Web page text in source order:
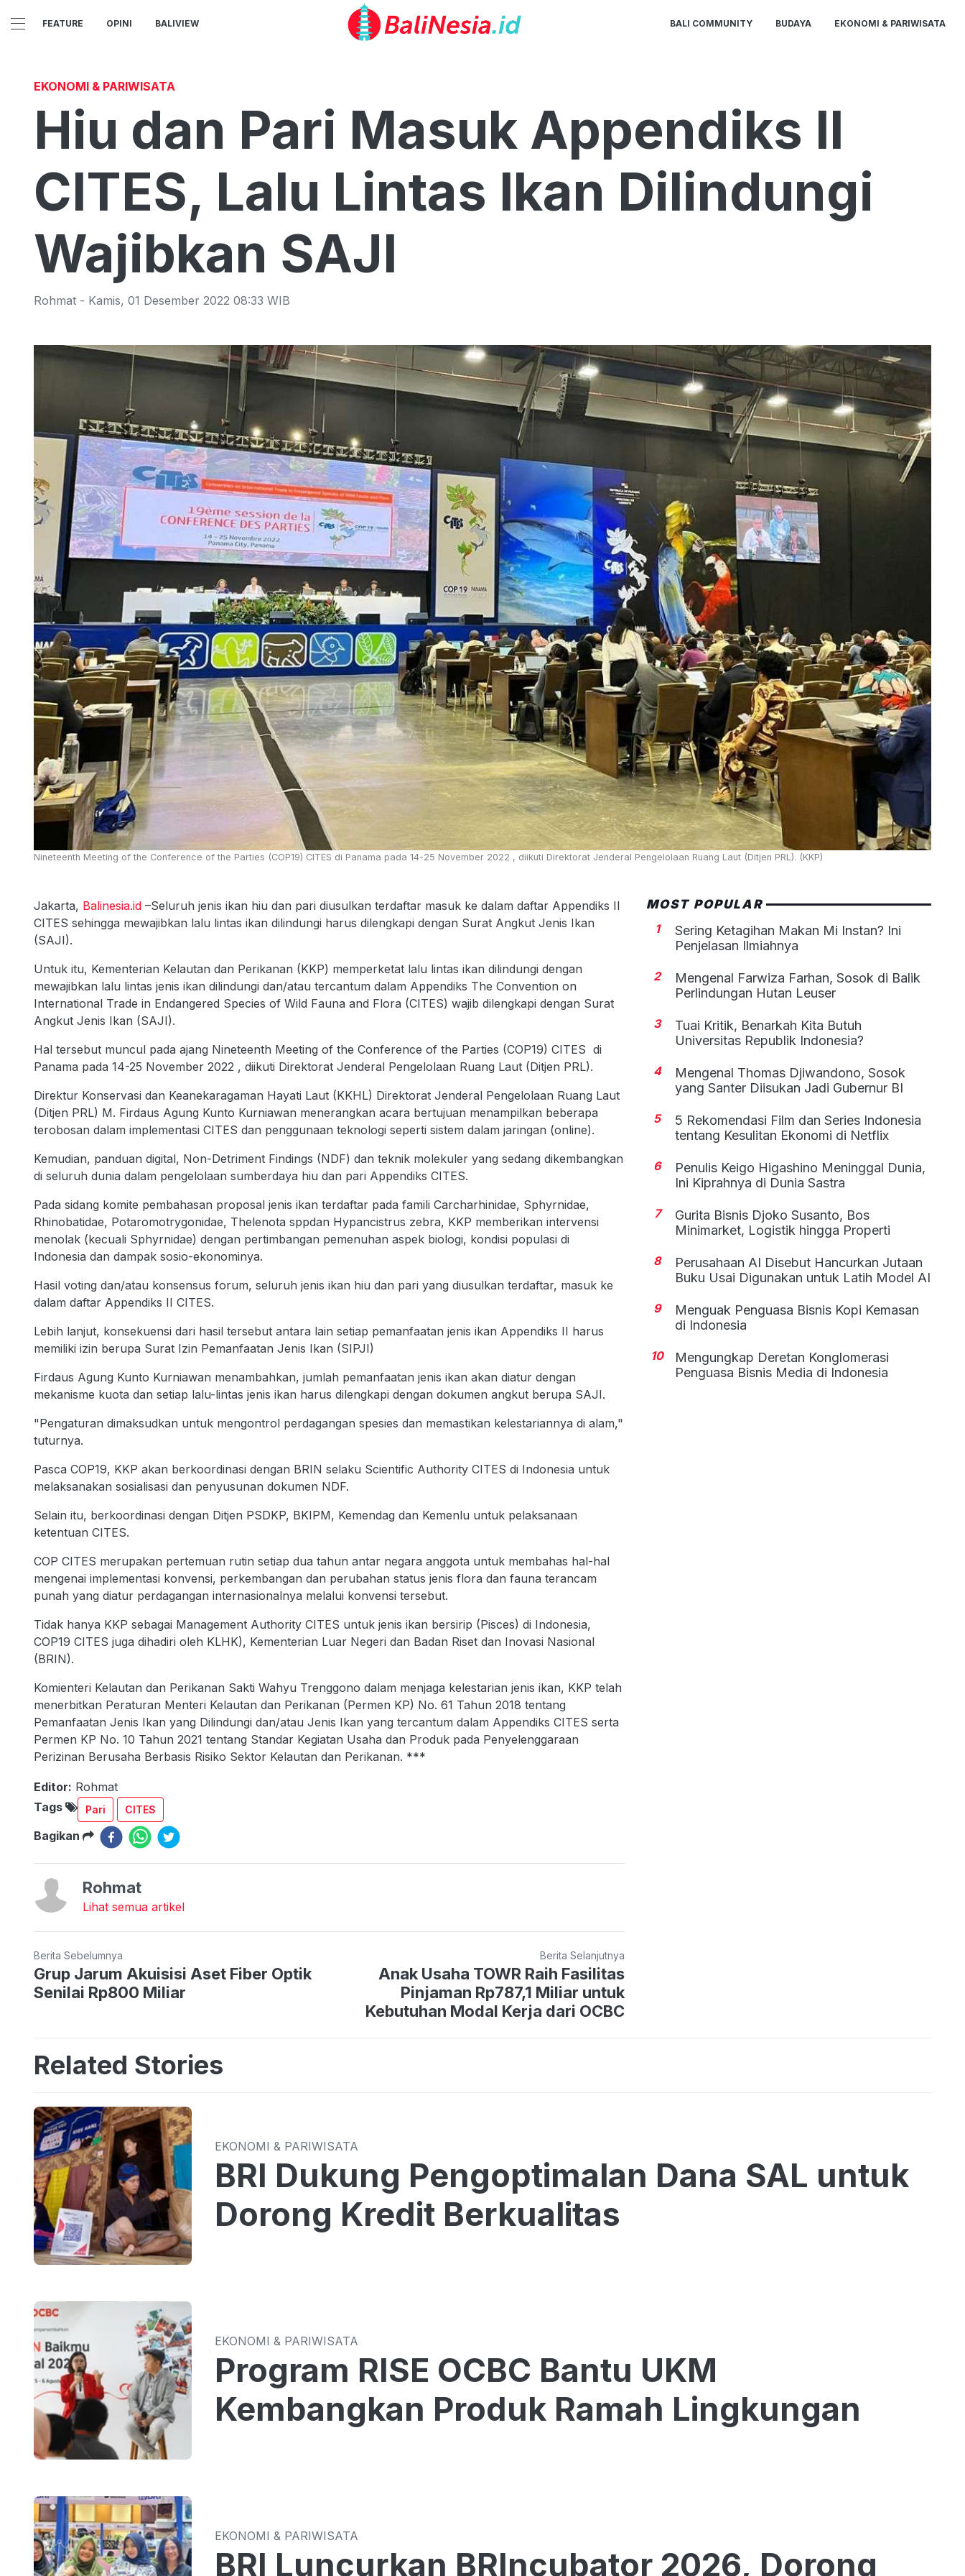
FEATURE OPINI BALIVIEW BALI COMMUNITY BUDAYA EKONOMI & PARIWISATA
EKONOMI & PARIWISATA
Hiu dan Pari Masuk Appendiks II
CITES, Lalu Lintas Ikan Dilindungi
Wajibkan SAJI
Rohmat - Kamis, 01 Desember 2022 08:33 WIB
Nineteenth Meeting of the Conference of the Parties (COP19) CITES di Panama pada 14-25 November 2022 , diikuti Direktorat Jenderal Pengelolaan Ruang Laut (Ditjen PRL). (KKP)
Jakarta, Balinesia.id –Seluruh jenis ikan hiu dan pari diusulkan terdaftar masuk ke dalam daftar Appendiks II
CITES sehingga mewajibkan lalu lintas ikan dilindungi harus dilengkapi dengan Surat Angkut Jenis Ikan
(SAJI).
Untuk itu, Kementerian Kelautan dan Perikanan (KKP) memperketat lalu lintas ikan dilindungi dengan
mewajibkan lalu lintas jenis ikan dilindungi dan/atau tercantum dalam Appendiks The Convention on
International Trade in Endangered Species of Wild Fauna and Flora (CITES) wajib dilengkapi dengan Surat
Angkut Jenis Ikan (SAJI).
Hal tersebut muncul pada ajang Nineteenth Meeting of the Conference of the Parties (COP19) CITES di
Panama pada 14-25 November 2022 , diikuti Direktorat Jenderal Pengelolaan Ruang Laut (Ditjen PRL).
Direktur Konservasi dan Keanekaragaman Hayati Laut (KKHL) Direktorat Jenderal Pengelolaan Ruang Laut
(Ditjen PRL) M. Firdaus Agung Kunto Kurniawan menerangkan acara bertujuan menampilkan beberapa
terobosan dalam implementasi CITES dan penggunaan teknologi seperti sistem dalam jaringan (online).
Kemudian, panduan digital, Non-Detriment Findings (NDF) dan teknik molekuler yang sedang dikembangkan
di seluruh dunia dalam pengelolaan sumberdaya hiu dan pari Appendiks CITES.
Pada sidang komite pembahasan proposal jenis ikan terdaftar pada famili Carcharhinidae, Sphyrnidae,
Rhinobatidae, Potaromotrygonidae, Thelenota sppdan Hypancistrus zebra, KKP memberikan intervensi
menolak (kecuali Sphyrnidae) dengan pertimbangan pemenuhan aspek biologi, kondisi populasi di
Indonesia dan dampak sosio-ekonominya.
Hasil voting dan/atau konsensus forum, seluruh jenis ikan hiu dan pari yang diusulkan terdaftar, masuk ke
dalam daftar Appendiks II CITES.
Lebih lanjut, konsekuensi dari hasil tersebut antara lain setiap pemanfaatan jenis ikan Appendiks II harus
memiliki izin berupa Surat Izin Pemanfaatan Jenis Ikan (SIPJI)
Firdaus Agung Kunto Kurniawan menambahkan, jumlah pemanfaatan jenis ikan akan diatur dengan
mekanisme kuota dan setiap lalu-lintas jenis ikan harus dilengkapi dengan dokumen angkut berupa SAJI.
"Pengaturan dimaksudkan untuk mengontrol perdagangan spesies dan memastikan kelestariannya di alam,"
tuturnya.
Pasca COP19, KKP akan berkoordinasi dengan BRIN selaku Scientific Authority CITES di Indonesia untuk
melaksanakan sosialisasi dan penyusunan dokumen NDF.
Selain itu, berkoordinasi dengan Ditjen PSDKP, BKIPM, Kemendag dan Kemenlu untuk pelaksanaan
ketentuan CITES.
COP CITES merupakan pertemuan rutin setiap dua tahun antar negara anggota untuk membahas hal-hal
mengenai implementasi konvensi, perkembangan dan perubahan status jenis flora dan fauna terancam
punah yang diatur perdagangan internasionalnya melalui konvensi tersebut.
Tidak hanya KKP sebagai Management Authority CITES untuk jenis ikan bersirip (Pisces) di Indonesia,
COP19 CITES juga dihadiri oleh KLHK), Kementerian Luar Negeri dan Badan Riset dan Inovasi Nasional
(BRIN).
Komienteri Kelautan dan Perikanan Sakti Wahyu Trenggono dalam menjaga kelestarian jenis ikan, KKP telah
menerbitkan Peraturan Menteri Kelautan dan Perikanan (Permen KP) No. 61 Tahun 2018 tentang
Pemanfaatan Jenis Ikan yang Dilindungi dan/atau Jenis Ikan yang tercantum dalam Appendiks CITES serta
Permen KP No. 10 Tahun 2021 tentang Standar Kegiatan Usaha dan Produk pada Penyelenggaraan
Perizinan Berusaha Berbasis Risiko Sektor Kelautan dan Perikanan. ***
Editor: Rohmat
Tags
Pari CITES
Bagikan
Rohmat
Lihat semua artikel
Berita Sebelumnya
Grup Jarum Akuisisi Aset Fiber Optik
Senilai Rp800 Miliar
Berita Selanjutnya
Anak Usaha TOWR Raih Fasilitas
Pinjaman Rp787,1 Miliar untuk
Kebutuhan Modal Kerja dari OCBC
MOST POPULAR
1
Sering Ketagihan Makan Mi Instan? Ini
Penjelasan Ilmiahnya
2
Mengenal Farwiza Farhan, Sosok di Balik
Perlindungan Hutan Leuser
3
Tuai Kritik, Benarkah Kita Butuh
Universitas Republik Indonesia?
4
Mengenal Thomas Djiwandono, Sosok
yang Santer Diisukan Jadi Gubernur BI
5
5 Rekomendasi Film dan Series Indonesia
tentang Kesulitan Ekonomi di Netflix
6
Penulis Keigo Higashino Meninggal Dunia,
Ini Kiprahnya di Dunia Sastra
7
Gurita Bisnis Djoko Susanto, Bos
Minimarket, Logistik hingga Properti
8
Perusahaan AI Disebut Hancurkan Jutaan
Buku Usai Digunakan untuk Latih Model AI
9
Menguak Penguasa Bisnis Kopi Kemasan
di Indonesia
10
Mengungkap Deretan Konglomerasi
Penguasa Bisnis Media di Indonesia
Related Stories
EKONOMI & PARIWISATA
BRI Dukung Pengoptimalan Dana SAL untuk
Dorong Kredit Berkualitas
EKONOMI & PARIWISATA
Program RISE OCBC Bantu UKM
Kembangkan Produk Ramah Lingkungan
EKONOMI & PARIWISATA
BRI Luncurkan BRIncubator 2026, Dorong